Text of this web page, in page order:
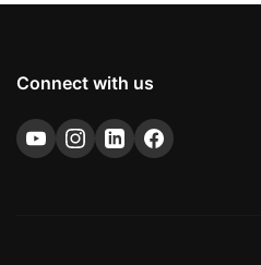
Connect with us